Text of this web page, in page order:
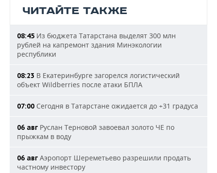
ЧИТАЙТЕ ТАКЖЕ
08:45 Из бюджета Татарстана выделят 300 млн
рублей на капремонт здания Минэкологии
республики
08:23 В Екатеринбурге загорелся логистический
объект Wildberries после атаки БПЛА
07:00 Сегодня в Татарстане ожидается до +31 градуса
06 авг Руслан Терновой завоевал золото ЧЕ по
прыжкам в воду
06 авг Аэропорт Шереметьево разрешили продать
частному инвестору